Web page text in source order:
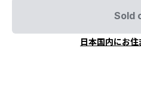
Sold
日本国内にお